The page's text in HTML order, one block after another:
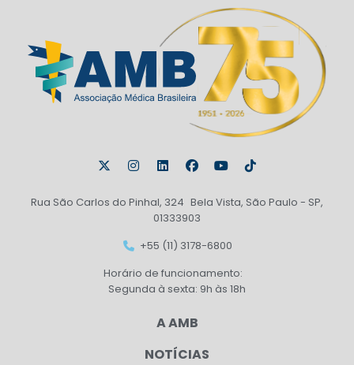
Rua São Carlos do Pinhal, 324 Bela Vista, São Paulo - SP,
01333903
+55 (11) 3178-6800
Horário de funcionamento:
Segunda à sexta: 9h às 18h
A AMB
NOTÍCIAS